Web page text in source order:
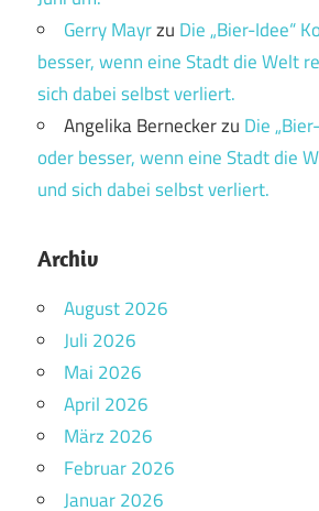
Gerry Mayrzu Die „Bier-Idee“
besser, wenn eine Stadt die Welt
sich dabei selbst verliert.
Angelika Berneckerzu Die
oder besser, wenn eine Stadt die
und sich dabei selbst verliert.
Archiv
August 2026
Juli 2026
Mai 2026
April 2026
März 2026
Februar 2026
Januar 2026